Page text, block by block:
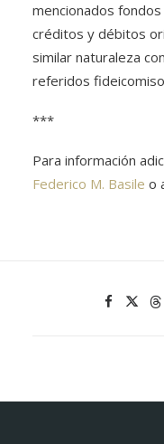
mencionados
créditos y débitos
similar naturaleza
referidos
***
Para información
Federico M. Basile o